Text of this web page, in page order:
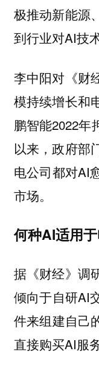
极推动新能源
到行业对AI技
李中阳对《财
模持续增长和
鹏智能2022年
以来，政府部
电公司都对AI
市场。
何种AI适用
据《财经》调
倾向于自研AI
件来组建自己
直接购买AI服